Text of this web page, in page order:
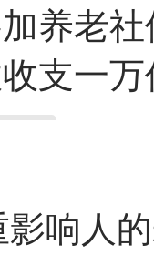
养老
支一
影响人